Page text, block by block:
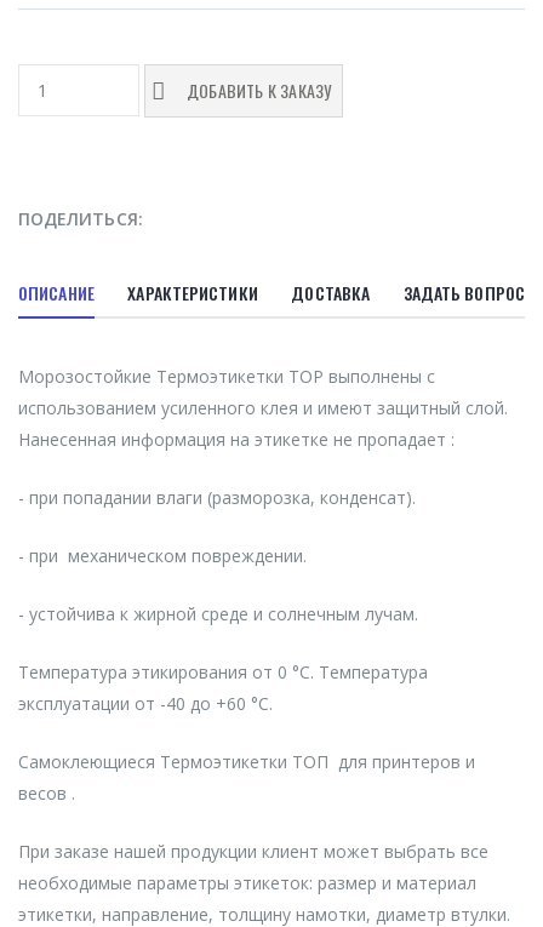
ДОБАВИТЬ К ЗАКАЗУ
ПОДЕЛИТЬСЯ:
ОПИСАНИЕ ХАРАКТЕРИСТИКИ ДОСТАВКА ЗАДАТЬ ВОПРОС
Морозостойкие Термоэтикетки ТОР выполнены с
использованием усиленного клея и имеют защитный слой.
Нанесенная информация на этикетке не пропадает :
- при попадании влаги (разморозка, конденсат).
- при механическом повреждении.
- устойчива к жирной среде и солнечным лучам.
Температура этикирования от 0 °C. Температура
эксплуатации от -40 до +60 °C.
Самоклеющиеся Термоэтикетки ТОП для принтеров и
весов .
При заказе нашей продукции клиент может выбрать все
необходимые параметры этикеток: размер и материал
этикетки, направление, толщину намотки, диаметр втулки.